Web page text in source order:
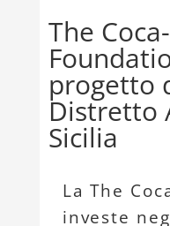
The
progetto
Distretto
Sicilia
La The
investe